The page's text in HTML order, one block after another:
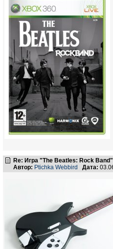
Re: Игра "The Beatles: Rock Band"
Автор: Ptichka Webbird Дата: